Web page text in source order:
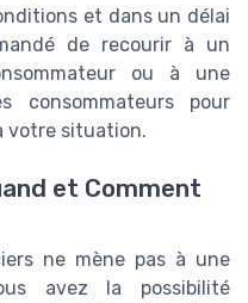
et dans un délai
de recourir à un
ou à une
consommateurs pour
votre situation.
et Comment
ne mène pas à une
avez la possibilité